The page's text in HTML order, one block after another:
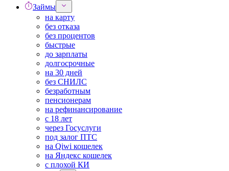
Займы
на карту
без отказа
без процентов
быстрые
до зарплаты
долгосрочные
на 30 дней
без СНИЛС
безработным
пенсионерам
на рефинансирование
с 18 лет
через Госуслуги
под залог ПТС
на Qiwi кошелек
на Яндекс кошелек
с плохой КИ